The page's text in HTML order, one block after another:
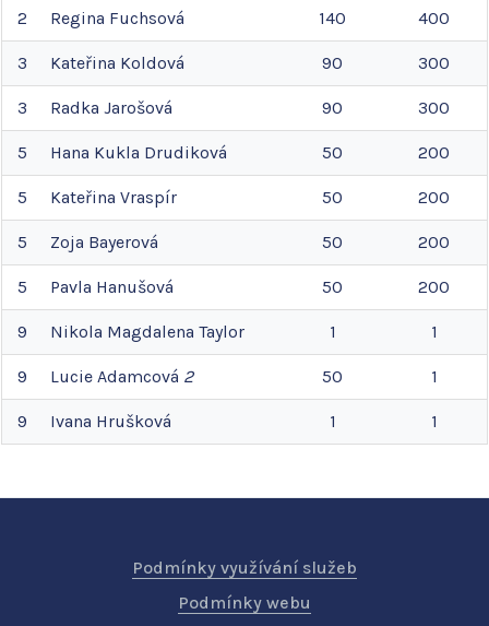
2 Regina Fuchsová 140 400
3 Kateřina Koldová 90 300
3 Radka Jarošová 90 300
5 Hana Kukla Drudiková 50 200
5 Kateřina Vraspír 50 200
5 Zoja Bayerová 50 200
5 Pavla Hanušová 50 200
9 Nikola Magdalena Taylor 1 1
9 Lucie Adamcová 2 50 1
9 Ivana Hrušková 1 1
Podmínky využívání služeb
Podmínky webu